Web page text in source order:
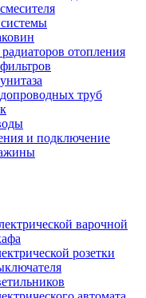
отопления
труб
и подключение
варочной
розетки